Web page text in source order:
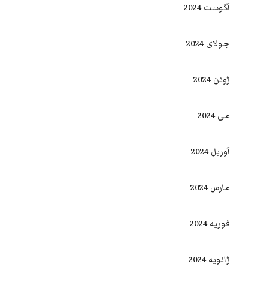
آگوست 2024
جولای 2024
ژوئن 2024
می 2024
آوریل 2024
مارس 2024
فوریه 2024
ژانویه 2024